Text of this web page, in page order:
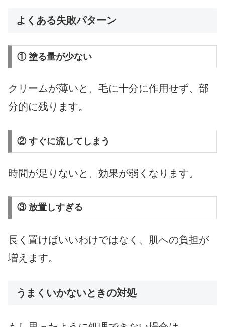
よくある失敗パターン
① 塗る量が少ない
クリームが薄いと、毛に十分に作用せず、部
分的に残ります。
② すぐに流してしまう
時間が足りないと、効果が弱くなります。
③ 放置しすぎる
長く置けばいいわけではなく、肌への負担が
増えます。
うまくいかないときの対処